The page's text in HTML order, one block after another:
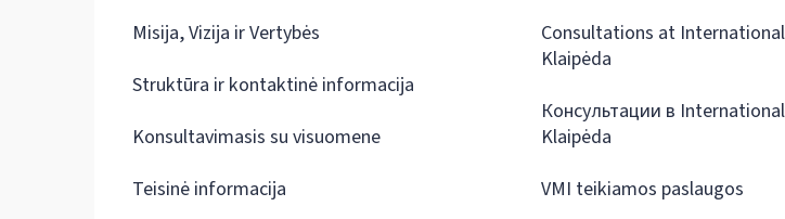
Misija, Vizija ir Vertybės
Struktūra ir kontaktinė informacija
Konsultavimasis su visuomene
Teisinė informacija
Consultations at
Klaipėda
Консультации в
Klaipėda
VMI teikiamos paslaugos